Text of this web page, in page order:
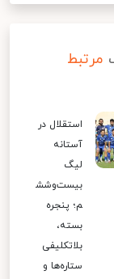
مرتبط
استقلال در
آستانه
لیگ
بیست‌وشش
م؛ پنجره
بسته،
بلاتکلیفی
ستاره‌ها و